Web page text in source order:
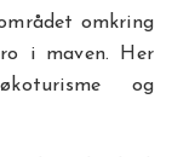
omkring
i maven. Her
og